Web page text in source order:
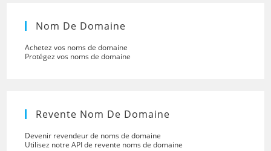
Nom De Domaine
Achetez vos noms de domaine
Protégez vos noms de domaine
Revente Nom De Domaine
Devenir revendeur de noms de domaine
Utilisez notre API de revente noms de domaine